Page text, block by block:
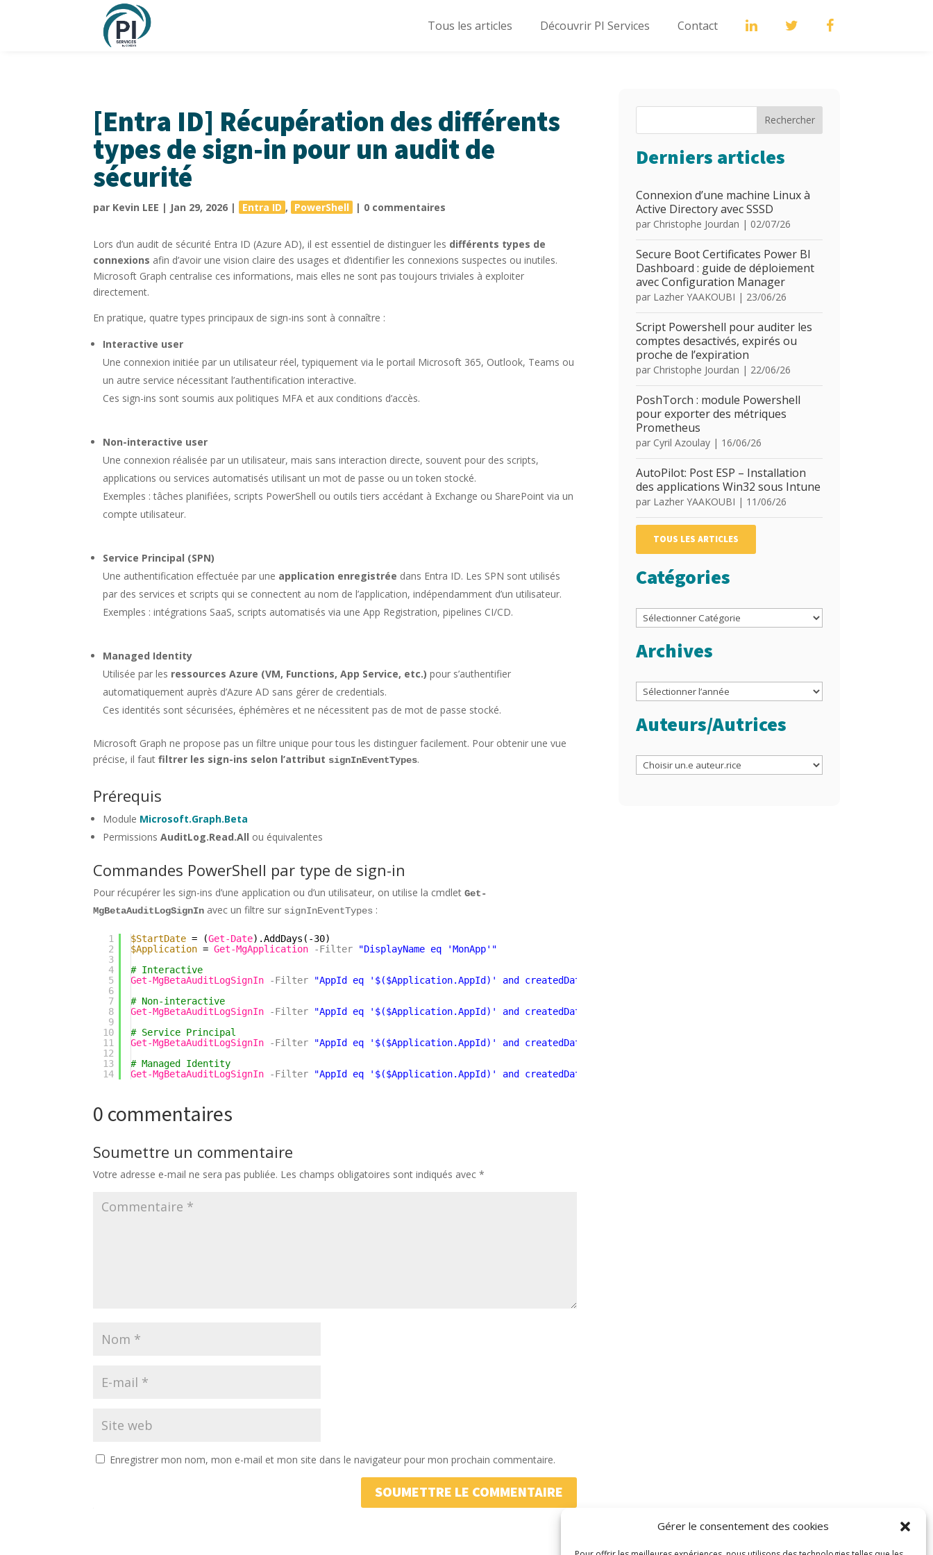
Gérer le consentement des cookies
Tous les articles Découvrir PI Services Contact
[Entra ID] Récupération des différents
types de sign-in pour un audit de
sécurité
par Kevin LEE | Jan 29, 2026 | Entra ID , PowerShell | 0 commentaires
Lors d’un audit de sécurité Entra ID (Azure AD), il est essentiel de distinguer les différents types de
connexions afin d’avoir une vision claire des usages et d’identifier les connexions suspectes ou inutiles.
Microsoft Graph centralise ces informations, mais elles ne sont pas toujours triviales à exploiter
directement.
En pratique, quatre types principaux de sign-ins sont à connaître :
Interactive user
Une connexion initiée par un utilisateur réel, typiquement via le portail Microsoft 365, Outlook, Teams ou
un autre service nécessitant l’authentification interactive.
Ces sign-ins sont soumis aux politiques MFA et aux conditions d’accès.
Non-interactive user
Une connexion réalisée par un utilisateur, mais sans interaction directe, souvent pour des scripts,
applications ou services automatisés utilisant un mot de passe ou un token stocké.
Exemples : tâches planifiées, scripts PowerShell ou outils tiers accédant à Exchange ou SharePoint via un
compte utilisateur.
Service Principal (SPN)
Une authentification effectuée par une application enregistrée dans Entra ID. Les SPN sont utilisés
par des services et scripts qui se connectent au nom de l’application, indépendamment d’un utilisateur.
Exemples : intégrations SaaS, scripts automatisés via une App Registration, pipelines CI/CD.
Managed Identity
Utilisée par les ressources Azure (VM, Functions, App Service, etc.) pour s’authentifier
automatiquement auprès d’Azure AD sans gérer de credentials.
Ces identités sont sécurisées, éphémères et ne nécessitent pas de mot de passe stocké.
Microsoft Graph ne propose pas un filtre unique pour tous les distinguer facilement. Pour obtenir une vue
précise, il fautfiltrer les sign-ins selon l’attribut signInEventTypes.
Prérequis
Module Microsoft.Graph.Beta
PermissionsAuditLog.Read.All ou équivalentes
Commandes PowerShell par type de sign-in
Pour récupérer les sign-ins d’une application ou d’un utilisateur, on utilise la cmdletGet-
MgBetaAuditLogSignIn avec un filtre sur signInEventTypes :
1
2
3
4
5
6
7
8
9
10
11
12
13
14
$StartDate = (Get-Date).AddDays(-30)
$Application = Get-MgApplication -Filter
"DisplayName eq 'MonApp'"
# Interactive
Get-MgBetaAuditLogSignIn
-Filter
"AppId eq '$($Application.AppId)' and createdDateTime ge $StartDate and signInEventTypes/any(t: t eq
# Non-interactive
Get-MgBetaAuditLogSignIn
-Filter
"AppId eq '$($Application.AppId)' and createdDateTime ge $StartDate and signInEventTypes/any(t: t eq
# Service Principal
Get-MgBetaAuditLogSignIn
-Filter
"AppId eq '$($Application.AppId)' and createdDateTime ge $StartDate and signInEventTypes/any(t: t eq
# Managed Identity
Get-MgBetaAuditLogSignIn
-Filter "AppId eq '$($Application.AppId)' and createdDateTime ge $StartDate and signInEventTypes/any(t: t eq
0 commentaires
Soumettre un commentaire
Votre adresse e-mail ne sera pas publiée. Les champs obligatoires sont indiqués avec*
Enregistrer mon nom, mon e-mail et mon site dans le navigateur pour mon prochain commentaire.
SOUMETTRE LE COMMENTAIRE
Rechercher
Derniers articles
Connexion d’une machine Linux à
Active Directory avec SSSD
par Christophe Jourdan | 02/07/26
Secure Boot Certificates Power BI
Dashboard : guide de déploiement
avec Configuration Manager
par Lazher YAAKOUBI | 23/06/26
Script Powershell pour auditer les
comptes desactivés, expirés ou
proche de l’expiration
par Christophe Jourdan | 22/06/26
PoshTorch : module Powershell
pour exporter des métriques
Prometheus
par Cyril Azoulay| 16/06/26
AutoPilot: Post ESP – Installation
des applications Win32 sous Intune
par Lazher YAAKOUBI | 11/06/26
TOUS LES ARTICLES
Catégories
Catégories
Archives
Archives
Auteurs/Autrices